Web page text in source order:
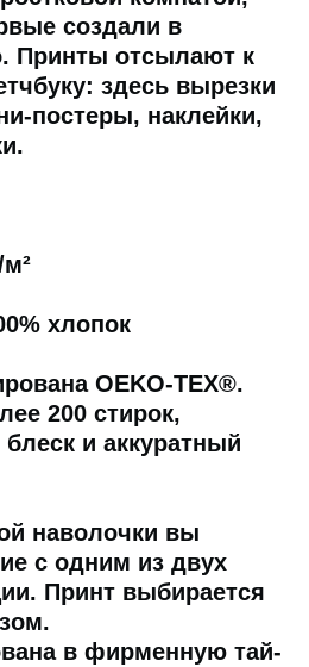
создали в
Принты отсылают к
здесь вырезки
постеры, наклейки,
хлопок
OEKO-TEX®.
200 стирок,
и аккуратный
наволочки вы
с одним из двух
Принт выбирается
в фирменную тай-